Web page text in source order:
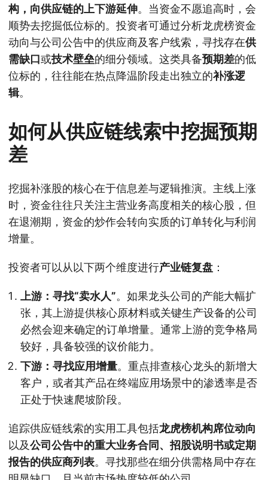
构，向供应链的上下游延伸。当资金不愿追高时，会
顺势去挖掘低位标的。投资者可通过分析龙虎榜资金
动向与公司公告中的供应商及客户线索，寻找存在供
需缺口或技术壁垒的细分领域。这类具备预期差的低
位标的，往往能在热点降温阶段走出独立的补涨逻
辑。
如何从供应链线索中挖掘预期
差
挖掘补涨股的核心在于信息差与逻辑推演。主线上涨
时，资金往往只关注主营业务高度相关的核心股，但
在退潮期，资金的炒作会转向实质的订单转化与利润
增量。
投资者可以从以下两个维度进行产业链复盘 ：
上游：寻找“卖水人”。如果龙头公司的产能大幅扩
张，其上游提供核心原材料或关键生产设备的公司
必然会迎来确定的订单增量。通常上游的竞争格局
较好，具备较强的议价能力。
下游：寻找应用增量。重点排查核心龙头的新增大
客户，或者其产品在终端应用场景中的渗透率是否
正处于快速爬坡阶段。
追踪供应链线索的实用工具包括龙虎榜机构席位动向
以及公司公告中的重大业务合同、招股说明书或定期
报告的供应商列表。寻找那些在细分供需格局中存在